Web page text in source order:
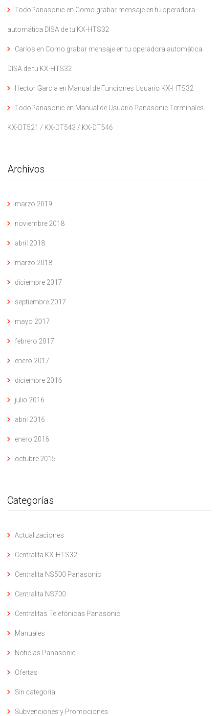
TodoPanasonic en Como grabar mensaje en tu operadora
automática DISA de tu KX-HTS32
Carlos en Como grabar mensaje en tu operadora automática
DISA de tu KX-HTS32
Hector Garcia en Manual de Funciones Usuario KX-HTS32
TodoPanasonic en Manual de Usuario Panasonic Terminales
KX-DT521 / KX-DT543 / KX-DT546
Archivos
marzo 2019
noviembre 2018
abril 2018
marzo 2018
diciembre 2017
septiembre 2017
mayo 2017
febrero 2017
enero 2017
diciembre 2016
julio 2016
abril 2016
enero 2016
octubre 2015
Categorías
Actualizaciones
Centralita KX-HTS32
Centralita NS500 Panasonic
Centralita NS700
Centralitas Telefónicas Panasonic
Manuales
Noticias Panasonic
Ofertas
Sin categoría
Subvenciones y Promociones